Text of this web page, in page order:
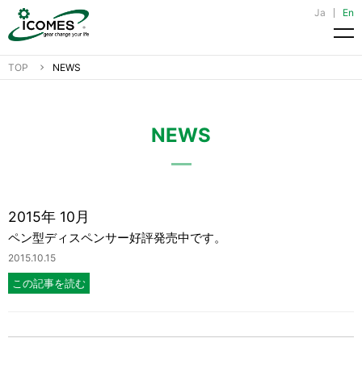
Ja En
メ
TOP NEWS
NEWS
2015年 10月
ペン型ディスペンサー好評発売中です。
2015.10.15
この記事を読む